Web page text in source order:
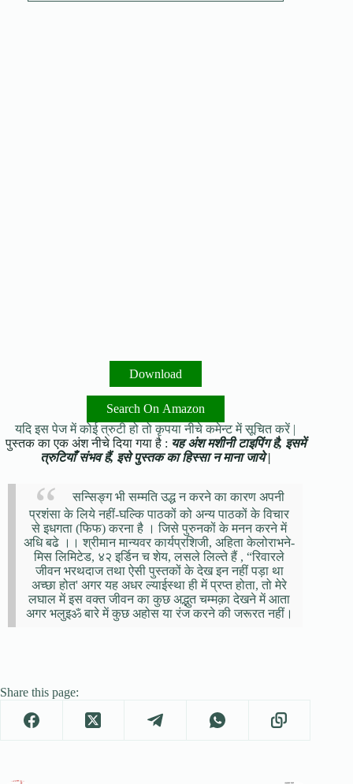
Download
Search On Amazon
यदि इस पेज में कोई त्रुटी हो तो कृपया नीचे कमेन्ट में सूचित करें |
पुस्तक का एक अंश नीचे दिया गया है : यह अंश मशीनी टाइपिंग है, इसमें
त्रुटियाँ संभव हैं, इसे पुस्तक का हिस्सा न माना जाये |
सन्सिङ्ग भी सम्मति उद्ध न करने का कारण अपनी
प्रशंसा के लिये नहीं-घल्कि पाठकों को अन्य पाठकों के विचार
से इधगता (फिफ) करना है । जिसे पुरुनकों के मनन करने में
अधि बढे ।। श्रीमान मान्यवर कार्यप्रशिजी, अहिता केलोराभने-
मिस लिमिटेड, ४२ इर्डिन च शेय, लसले लिल्ते हैं , “रिवारले
जीवन भरथदाज तथा ऐसी पुस्तकों के देख इन नहीं पड़ा था
अच्छा होत' अगर यह अधर ल्याईस्था ही में प्रप्त होता, तो मेरे
लघाल में इस वक्त जीवन का कुछ अद्भुत चम्मक़ा देखने में आता
अगर भलुइॐ बारे में कुछ अहोस या रंज करने की जरूरत नहीं।
Share this page: